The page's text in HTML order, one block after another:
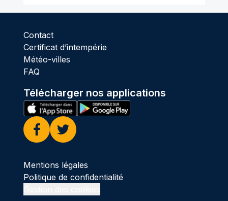
Contact
Certificat d’intempérie
Météo-villes
FAQ
Télécharger nos applications
Facebook
Twitter
Mentions légales
Politique de confidentialité